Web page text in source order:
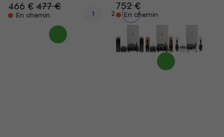
466 €477 €
En chemin
752 €
En chemin
1 2